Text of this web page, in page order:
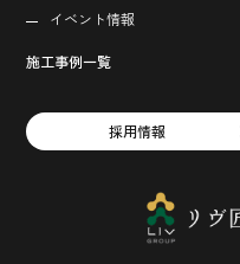
イベント情報
施工事例一覧
採用情報